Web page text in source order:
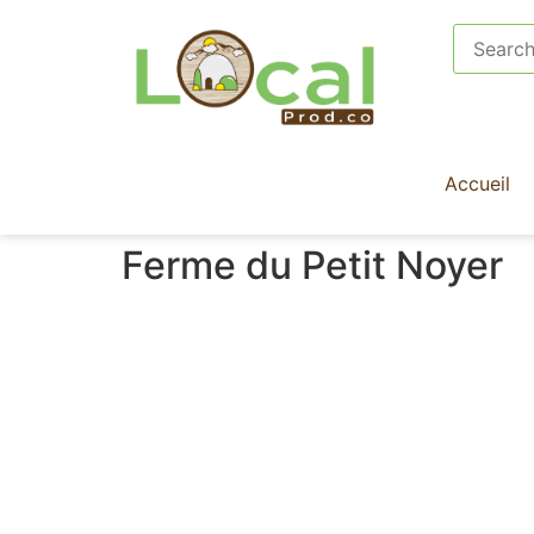
Accueil
Ferme du Petit Noyer